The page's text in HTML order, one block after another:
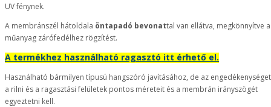
UV fénynek.
A membránszél hátoldala öntapadó bevonattal van ellátva, megkönnyítve a
műanyag zárófedélhez rögzítést.
A termékhez használható ragasztó itt érhető el.
Használható bármilyen típusú hangszóró javításához, de az
a rilni és a ragasztási felületek pontos méreteit és a membrán irányszögét
egyeztetni kell.